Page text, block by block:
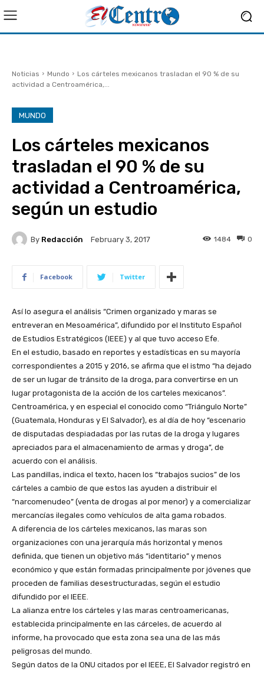
Noticias Mundo
Los cárteles mexicanos trasladan el 90 % de su
actividad a Centroamérica,...
MUNDO
Los cárteles mexicanos
trasladan el 90 % de su
actividad a Centroamérica,
según un estudio
By Redacción February 3, 2017 0
1484
Facebook Twitter
Así lo asegura el análisis “Crimen organizado y maras se
entreveran en Mesoamérica”, difundido por el Instituto Español
de Estudios Estratégicos (IEEE) y al que tuvo acceso Efe.
En el estudio, basado en reportes y estadísticas en su mayoría
correspondientes a 2015 y 2016, se afirma que el istmo “ha dejado
de ser un lugar de tránsito de la droga, para convertirse en un
lugar protagonista de la acción de los carteles mexicanos”.
Centroamérica, y en especial el conocido como “Triángulo Norte”
(Guatemala, Honduras y El Salvador), es al día de hoy “escenario
de disputadas despiadadas por las rutas de la droga y lugares
apreciados para el almacenamiento de armas y droga”, de
acuerdo con el análisis.
Las pandillas, indica el texto, hacen los “trabajos sucios” de los
cárteles a cambio de que estos las ayuden a distribuir el
“narcomenudeo” (venta de drogas al por menor) y a comercializar
mercancías ilegales como vehículos de alta gama robados.
A diferencia de los cárteles mexicanos, las maras son
organizaciones con una jerarquía más horizontal y menos
definida, que tienen un objetivo más “identitario” y menos
económico y que están formadas principalmente por jóvenes que
proceden de familias desestructuradas, según el estudio
difundido por el IEEE.
La alianza entre los cárteles y las maras centroamericanas,
establecida principalmente en las cárceles, de acuerdo al
informe, ha provocado que esta zona sea una de las más
peligrosas del mundo.
Según datos de la ONU citados por el IEEE, El Salvador registró en